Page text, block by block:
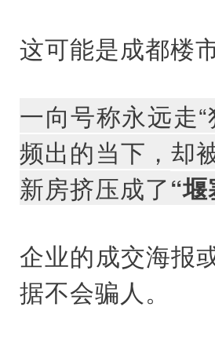
这可能是成都楼
一向号称永远走
频出的当下，却
新房挤压成了“
企业的成交海报
据不会骗人。